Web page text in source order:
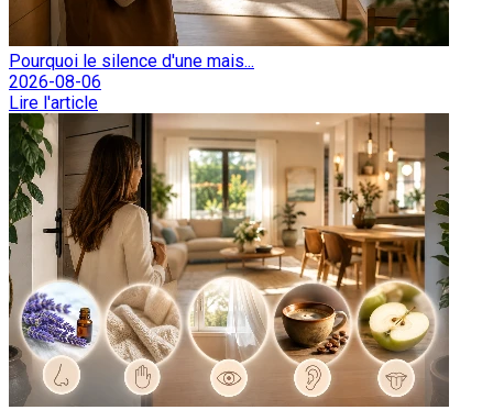
Pourquoi le silence d'une mais...
2026-08-06
Lire l'article